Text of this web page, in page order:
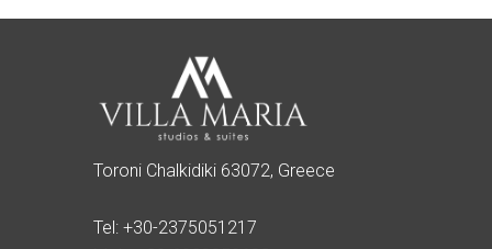
Toroni Chalkidiki 63072, Greece
Tel: +30-2375051217